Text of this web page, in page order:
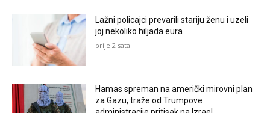
Lažni policajci prevarili stariju ženu i uzeli
joj nekoliko hiljada eura
prije 2 sata
Hamas spreman na američki mirovni plan
za Gazu, traže od Trumpove